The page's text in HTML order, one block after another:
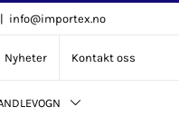
| info@importex.no
Nyheter Kontakt oss